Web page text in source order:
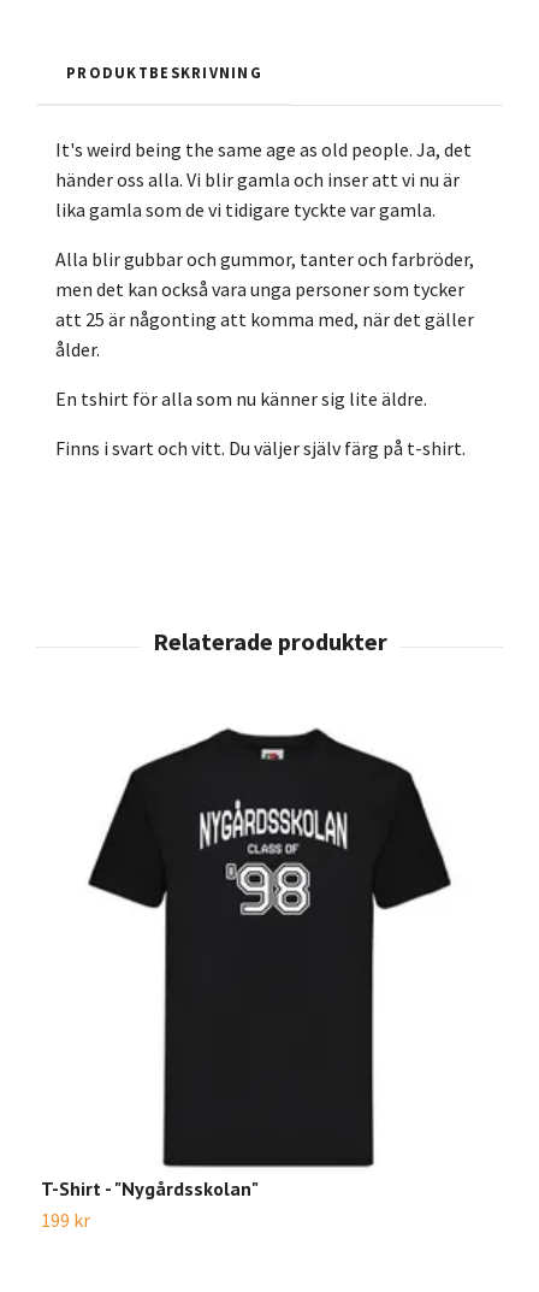
PRODUKTBESKRIVNING
It's weird being the same age as old people. Ja, det
händer oss alla. Vi blir gamla och inser att vi nu är
lika gamla som de vi tidigare tyckte var gamla.
Alla blir gubbar och gummor, tanter och farbröder,
men det kan också vara unga personer som tycker
att 25 är någonting att komma med, när det gäller
ålder.
En tshirt för alla som nu känner sig lite äldre.
Finns i svart och vitt. Du väljer själv färg på t-shirt.
T-Shirt - "Nygårdsskolan"
199 kr